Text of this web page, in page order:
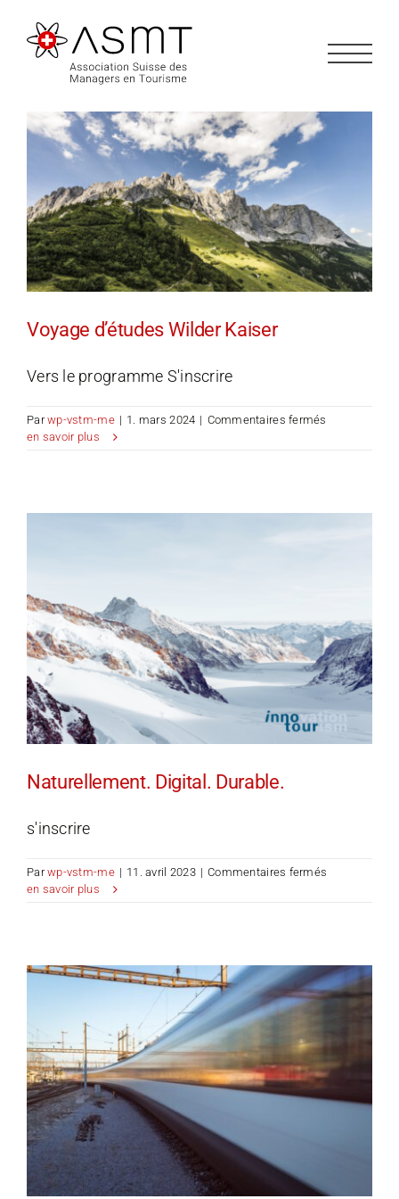
contenu
Voyage d’études Wilder Kaiser
Vers le programme S'inscrire
Parwp-vstm-me | 1. mars 2024 | Commentaires fermés
d’études
en savoir plus
Naturellement. Digital. Durable.
s'inscrire
Parwp-vstm-me | 11. avril 2023 | Commentaires fermés
Digital.
en savoir plus